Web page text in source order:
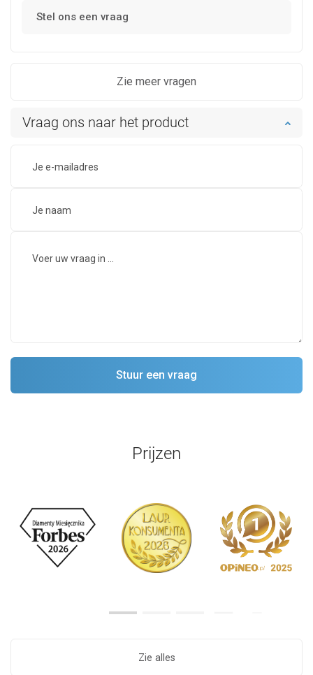
Stel ons een vraag
Zie meer vragen
Vraag ons naar het product
Prijzen
Zie alles